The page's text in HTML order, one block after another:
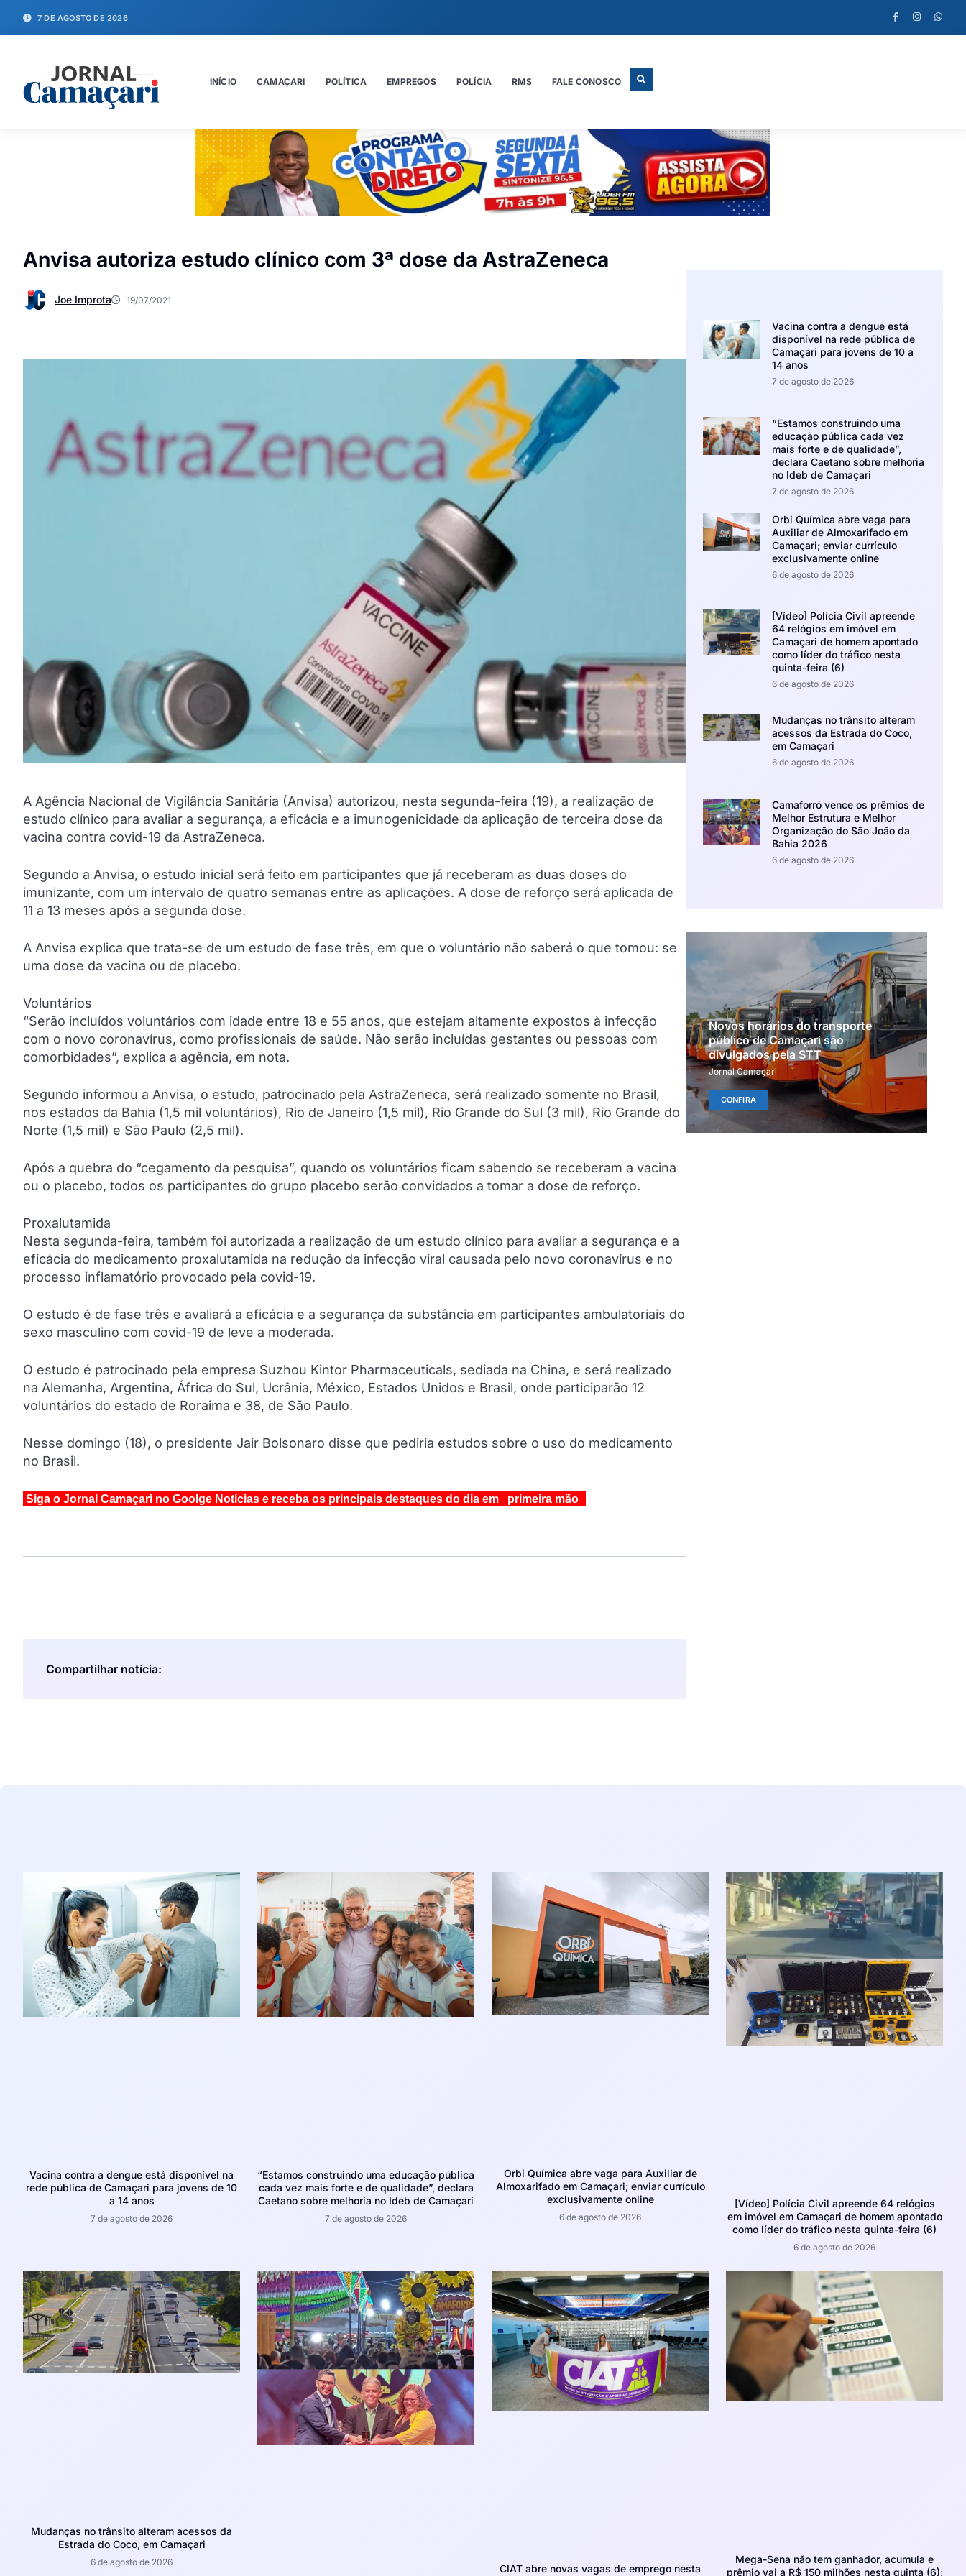
7 DE AGOSTO DE 2026
INÍCIO CAMAÇARI POLÍTICA EMPREGOS POLÍCIA RMS FALE CONOSCO
Anvisa autoriza estudo clínico com 3ª dose da AstraZeneca
Joe Improta 19/07/2021
A Agência Nacional de Vigilância Sanitária (Anvisa) autorizou, nesta segunda-feira (19), a realização de
estudo clínico para avaliar a segurança, a eficácia e a imunogenicidade da aplicação de terceira dose da
vacina contra covid-19 da AstraZeneca.
Segundo a Anvisa, o estudo inicial será feito em participantes que já receberam as duas doses do
imunizante, com um intervalo de quatro semanas entre as aplicações. A dose de reforço será aplicada de
11 a 13 meses após a segunda dose.
A Anvisa explica que trata-se de um estudo de fase três, em que o voluntário não saberá o que tomou: se
uma dose da vacina ou de placebo.
Voluntários
“Serão incluídos voluntários com idade entre 18 e 55 anos, que estejam altamente expostos à infecção
com o novo coronavírus, como profissionais de saúde. Não serão incluídas gestantes ou pessoas com
comorbidades”, explica a agência, em nota.
Segundo informou a Anvisa, o estudo, patrocinado pela AstraZeneca, será realizado somente no Brasil,
nos estados da Bahia (1,5 mil voluntários), Rio de Janeiro (1,5 mil), Rio Grande do Sul (3 mil), Rio Grande do
Norte (1,5 mil) e São Paulo (2,5 mil).
Após a quebra do “cegamento da pesquisa”, quando os voluntários ficam sabendo se receberam a vacina
ou o placebo, todos os participantes do grupo placebo serão convidados a tomar a dose de reforço.
Proxalutamida
Nesta segunda-feira, também foi autorizada a realização de um estudo clínico para avaliar a segurança e a
eficácia do medicamento proxalutamida na redução da infecção viral causada pelo novo coronavírus e no
processo inflamatório provocado pela covid-19.
O estudo é de fase três e avaliará a eficácia e a segurança da substância em participantes ambulatoriais do
sexo masculino com covid-19 de leve a moderada.
O estudo é patrocinado pela empresa Suzhou Kintor Pharmaceuticals, sediada na China, e será realizado
na Alemanha, Argentina, África do Sul, Ucrânia, México, Estados Unidos e Brasil, onde participarão 12
voluntários do estado de Roraima e 38, de São Paulo.
Nesse domingo (18), o presidente Jair Bolsonaro disse que pediria estudos sobre o uso do medicamento
no Brasil.
Siga o Jornal Camaçari no Goolge Notícias e receba os principais destaques do dia em primeira mão
Compartilhar notícia:
Vacina contra a dengue está
disponível na rede pública de
Camaçari para jovens de 10 a
14 anos
7 de agosto de 2026
“Estamos construindo uma
educação pública cada vez
mais forte e de qualidade”,
declara Caetano sobre melhoria
no Ideb de Camaçari
7 de agosto de 2026
Orbi Química abre vaga para
Auxiliar de Almoxarifado em
Camaçari; enviar currículo
exclusivamente online
6 de agosto de 2026
[Vídeo] Polícia Civil apreende
64 relógios em imóvel em
Camaçari de homem apontado
como líder do tráfico nesta
quinta-feira (6)
6 de agosto de 2026
Mudanças no trânsito alteram
acessos da Estrada do Coco,
em Camaçari
6 de agosto de 2026
Camaforró vence os prêmios de
Melhor Estrutura e Melhor
Organização do São João da
Bahia 2026
6 de agosto de 2026
Novos horários do transporte
público de Camaçari são
divulgados pela STT
Jornal Camaçari
CONFIRA
Vacina contra a dengue está disponível na
rede pública de Camaçari para jovens de 10
a 14 anos
7 de agosto de 2026
“Estamos construindo uma educação pública
cada vez mais forte e de qualidade”, declara
Caetano sobre melhoria no Ideb de Camaçari
7 de agosto de 2026
Orbi Química abre vaga para Auxiliar de
Almoxarifado em Camaçari; enviar currículo
exclusivamente online
6 de agosto de 2026
[Vídeo] Polícia Civil apreende 64 relógios
em imóvel em Camaçari de homem apontado
como líder do tráfico nesta quinta-feira (6)
6 de agosto de 2026
Mudanças no trânsito alteram acessos da
Estrada do Coco, em Camaçari
6 de agosto de 2026
CIAT abre novas vagas de emprego nesta
Mega-Sena não tem ganhador, acumula e
prêmio vai a R$ 150 milhões nesta quinta (6);